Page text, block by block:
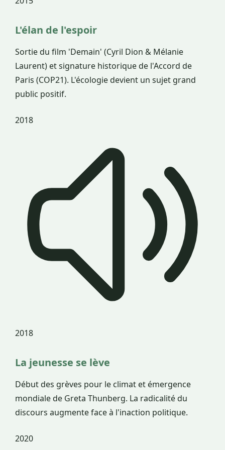
L'élan de l'espoir
Sortie du film 'Demain' (Cyril Dion & Mélanie
Laurent) et signature historique de l'Accord de
Paris (COP21). L'écologie devient un sujet grand
public positif.
2018
2018
La jeunesse se lève
Début des grèves pour le climat et émergence
mondiale de Greta Thunberg. La radicalité du
discours augmente face à l'inaction politique.
2020